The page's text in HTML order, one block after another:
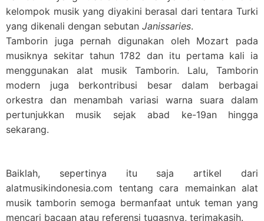
kelompok musik yang diyakini berasal dari tentara Turki
yang dikenali dengan sebutan Janissaries.
Tamborin juga pernah digunakan oleh Mozart pada
musiknya sekitar tahun 1782 dan itu pertama kali ia
menggunakan alat musik Tamborin. Lalu, Tamborin
modern juga berkontribusi besar dalam berbagai
orkestra dan menambah variasi warna suara dalam
pertunjukkan musik sejak abad ke-19an hingga
sekarang.
Baiklah, sepertinya itu saja artikel dari
alatmusikindonesia.com tentang cara memainkan alat
musik tamborin semoga bermanfaat untuk teman yang
mencari bacaan atau referensi tugasnya, terimakasih.